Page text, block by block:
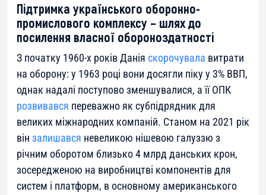
Підтримка українського оборонно-
промислового комплексу – шлях до
посилення власної обороноздатності
З початку 1960-х років Данія скорочувала витрати
на оборону: у 1963 році вони досягли піку у 3% ВВП,
однак надалі поступово зменшувалися, а її ОПК
розвивався переважно як субпідрядник для
великих міжнародних компаній. Станом на 2021 рік
він залишався невеликою нішевою галуззю з
річним оборотом близько 4 млрд данських крон,
зосередженою на виробництві компонентів для
систем і платформ, в основному американського